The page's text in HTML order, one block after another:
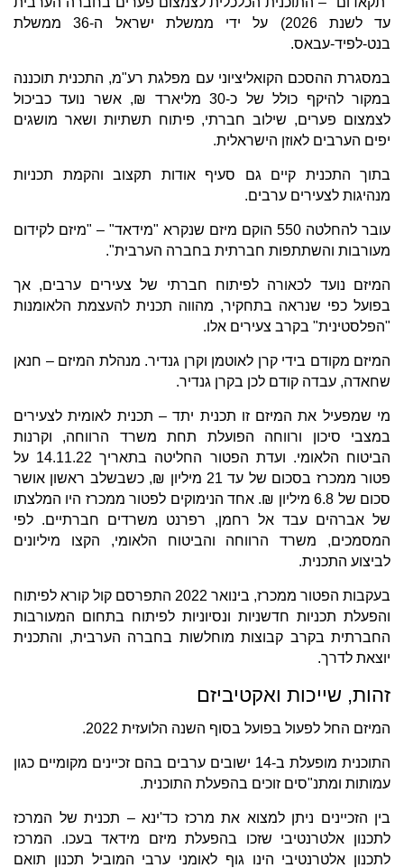
עד לשנת 2026) על ידי ממשלת ישראל ה-36 ממשלת
בנט-לפיד-עבאס.
במסגרת ההסכם הקואליציוני עם מפלגת רע"מ, התכנית תוכננה
במקור להיקף כולל של כ-30 מליארד ₪, אשר נועד כביכול
לצמצום פערים, שילוב חברתי, פיתוח תשתיות ושאר מושגים
יפים הערבים לאוזן הישראלית.
בתוך התכנית קיים גם סעיף אודות תקצוב והקמת תכניות
מנהיגות לצעירים ערבים.
עובר להחלטה 550 הוקם מיזם שנקרא "מידאד" – "מיזם לקידום
מעורבות והשתתפות חברתית בחברה הערבית".
המיזם נועד לכאורה לפיתוח חברתי של צעירים ערבים, אך
בפועל כפי שנראה בתחקיר, מהווה תכנית להעצמת הלאומנות
"הפלסטינית" בקרב צעירים אלו.
המיזם מקודם בידי קרן לאוטמן וקרן גנדיר. מנהלת המיזם – חנאן
שחאדה, עבדה קודם לכן בקרן גנדיר.
מי שמפעיל את המיזם זו תכנית יתד – תכנית לאומית לצעירים
במצבי סיכון ורווחה הפועלת תחת משרד הרווחה, וקרנות
הביטוח הלאומי. ועדת הפטור החליטה בתאריך 14.11.22 על
פטור ממכרז בסכום של עד 21 מיליון ₪, כשבשלב ראשון אושר
סכום של 6.8 מיליון ₪. אחד הנימוקים לפטור ממכרז היו המלצתו
של אברהים עבד אל רחמן, רפרנט משרדים חברתיים. לפי
המסמכים, משרד הרווחה והביטוח הלאומי, הקצו מיליונים
לביצוע התכנית.
בעקבות הפטור ממכרז, בינואר 2022 התפרסם קול קורא לפיתוח
והפעלת תכניות חדשניות ונסיוניות לפיתוח בתחום המעורבות
החברתית בקרב קבוצות מוחלשות בחברה הערבית, והתכנית
יוצאת לדרך.
זהות, שייכות ואקטיביזם
המיזם החל לפעול בפועל בסוף השנה הלועזית 2022.
התוכנית מופעלת ב-14 ישובים ערבים בהם זכיינים מקומיים כגון
עמותות ומתנ"סים זוכים בהפעלת התוכנית.
בין הזכיינים ניתן למצוא את מרכז כד'ינא – תכנית של המרכז
לתכנון אלטרנטיבי שזכו בהפעלת מיזם מידאד בעכו. המרכז
לתכנון אלטרנטיבי הינו גוף לאומני ערבי המוביל תכנון תואם